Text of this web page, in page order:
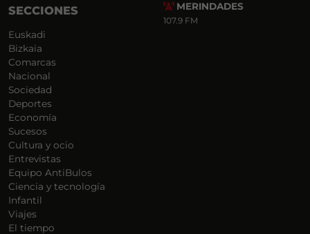
SECCIONES
Euskadi
Bizkaia
Comarcas
Nacional
Sociedad
Deportes
Economía
Sucesos
Cultura y ocio
Entrevistas
Equipo AntiBulos
Ciencia y tecnología
Infantil
Viajes
El tiempo
MERINDADES
107.9 FM